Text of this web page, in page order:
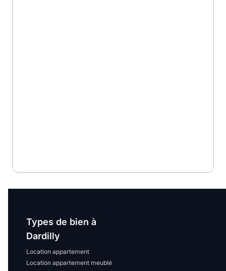
Types de bien à
Dardilly
Location appartement
Location appartement meublé